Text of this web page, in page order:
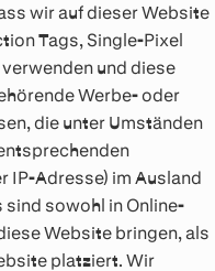
wir auf dieser Website
Tags, Single-Pixel
und diese
Werbe- oder
die unter Umständen
IP-Adresse) im Ausland
sowohl in Online-
Website bringen, als
platziert. Wir